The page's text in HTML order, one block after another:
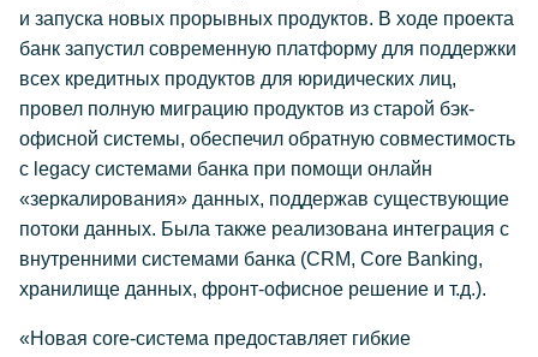
и запуска новых прорывных продуктов. В ходе проекта
банк запустил современную платформу для поддержки
всех кредитных продуктов для юридических лиц,
провел полную миграцию продуктов из старой бэк-
офисной системы, обеспечил обратную совместимость
с legacy системами банка при помощи онлайн
«зеркалирования» данных, поддержав существующие
потоки данных. Была также реализована интеграция с
внутренними системами банка (CRM, Core Banking,
хранилище данных, фронт-офисное решение и т.д.).
«Новая core-система предоставляет гибкие